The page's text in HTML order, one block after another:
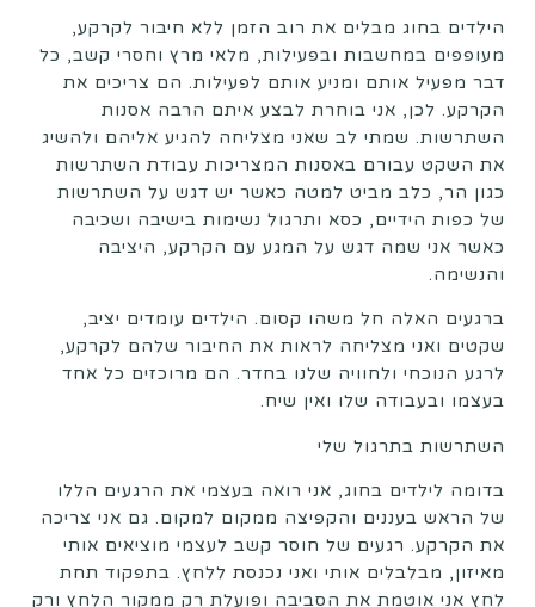
הילדים בחוג מבלים את רוב הזמן ללא חיבור לקרקע,
מעופפים במחשבות ובפעילות, מלאי מרץ וחסרי קשב, כל
דבר מפעיל אותם ומניע אותם לפעילות. הם צריכים את
הקרקע. לכן, אני בוחרת לבצע איתם הרבה אסנות
השתרשות. שמתי לב שאני מצליחה להגיע אליהם ולהשיג
את השקט עבורם באסנות המצריכות עבודת השתרשות
כגון הר, כלב מביט למטה כאשר יש דגש על השתרשות
של כפות הידיים, כסא ותרגול נשימות בישיבה ושכיבה
כאשר אני שמה דגש על המגע עם הקרקע, היציבה
והנשימה.
ברגעים האלה חל משהו קסום. הילדים עומדים יציב,
שקטים ואני מצליחה לראות את החיבור שלהם לקרקע,
לרגע הנוכחי ולחוויה שלנו בחדר. הם מרוכזים כל אחד
בעצמו ובעבודה שלו ואין שיח.
השתרשות בתרגול שלי
בדומה לילדים בחוג, אני רואה בעצמי את הרגעים הללו
של הראש בעננים והקפיצה ממקום למקום. גם אני צריכה
את הקרקע. רגעים של חוסר קשב לעצמי מוציאים אותי
מאיזון, מבלבלים אותי ואני נכנסת ללחץ. בתפקוד תחת
לחץ אני אוטמת את הסביבה ופועלת רק ממקור הלחץ ורק